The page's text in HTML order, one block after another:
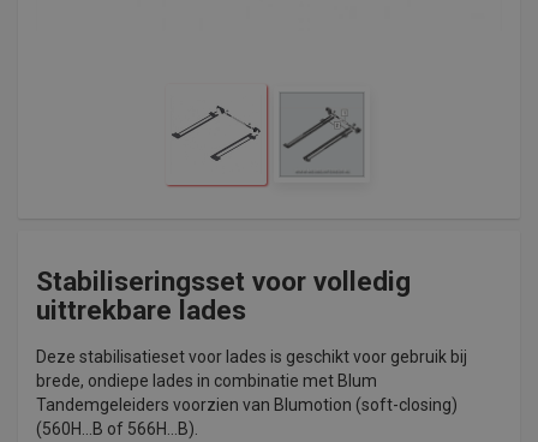
Stabiliseringsset voor volledig
uittrekbare lades
Deze stabilisatieset voor lades is geschikt voor gebruik bij
brede, ondiepe lades in combinatie met Blum
Tandemgeleiders voorzien van Blumotion (soft-closing)
(560H...B of 566H...B).